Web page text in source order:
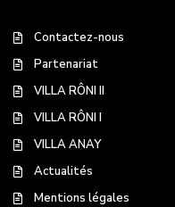
Contactez-nous
Partenariat
VILLA RÔNI II
VILLA RÔNI I
VILLA ANAY
Actualités
Mentions légales